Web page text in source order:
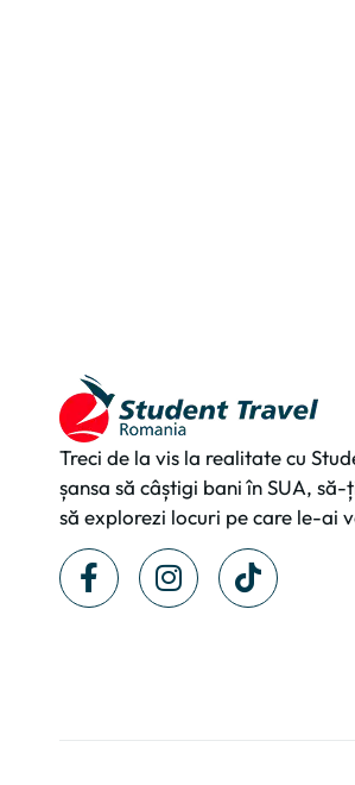
Treci de la vis la realitate cu
șansa să câștigi bani în SUA,
să explorezi locuri pe care le-ai